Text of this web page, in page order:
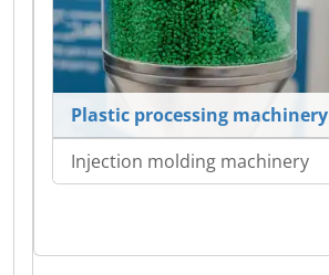
Plastic processing machinery
Injection molding machinery